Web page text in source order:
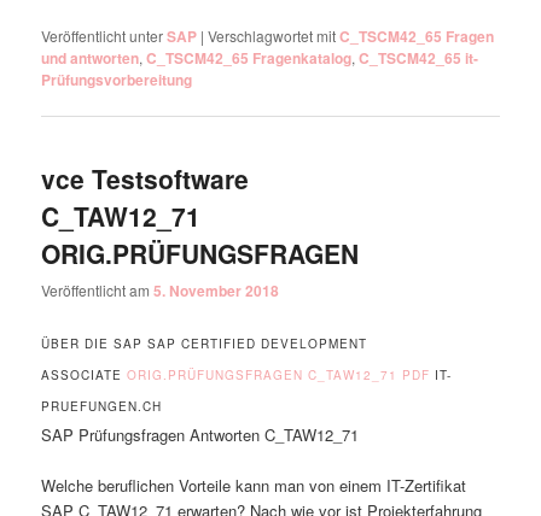
Veröffentlicht unterSAP |Verschlagwortet mitC_TSCM42_65 Fragen
und antworten,C_TSCM42_65 Fragenkatalog,C_TSCM42_65 it-
Prüfungsvorbereitung
vce Testsoftware
C_TAW12_71
ORIG.PRÜFUNGSFRAGEN
Veröffentlicht am5. November 2018
ÜBER DIE SAP SAP CERTIFIED DEVELOPMENT
ASSOCIATEORIG.PRÜFUNGSFRAGEN C_TAW12_71 PDF IT-
PRUEFUNGEN.CH
SAP Prüfungsfragen Antworten C_TAW12_71
Welche beruflichen Vorteile kann man von einem IT-Zertifikat
SAP C_TAW12_71 erwarten? Nach wie vor ist Projekterfahrung